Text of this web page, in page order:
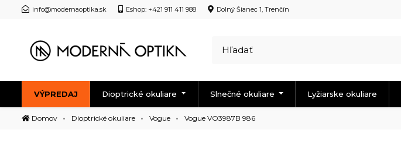
info@modernaoptika.sk Eshop: +421 911 411 988 Dolný Šianec 1, Trenčín
VÝPREDAJ Dioptrické okuliare Slnečné okuliare Lyžiarske okuliare
Domov Dioptrické okuliare Vogue Vogue VO3987B 986